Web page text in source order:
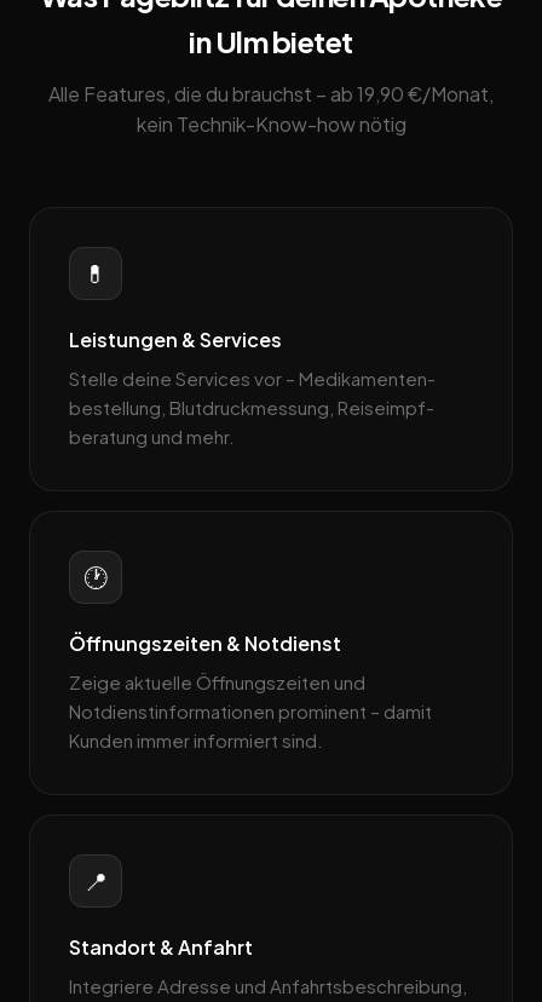
in Ulm bietet
Alle Features, die du brauchst – ab 19,90 €/Monat,
kein Technik-Know-how nötig
💊
Leistungen & Services
Stelle deine Services vor – Medikamenten­
bestellung, Blutdruckmessung, Reiseimpf­
beratung und mehr.
🕐
Öffnungszeiten & Notdienst
Zeige aktuelle Öffnungszeiten und
Notdienstinformationen prominent – damit
Kunden immer informiert sind.
📍
Standort & Anfahrt
Integriere Adresse und Anfahrtsbeschreibung,